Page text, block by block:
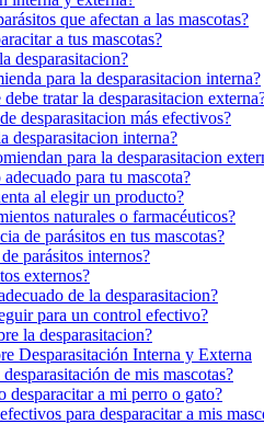
que afectan a las mascotas?
a tus mascotas?
desparasitacion?
para la desparasitacion interna?
tratar la desparasitacion
desparasitacion más efectivos?
desparasitacion interna?
para la desparasitacion
para tu mascota?
al elegir un producto?
naturales o farmacéuticos?
de parásitos en tus mascotas?
parásitos internos?
externos?
de la desparasitacion?
para un control efectivo?
la desparasitacion?
Desparasitación Interna y Externa
de mis mascotas?
desparacitar a mi perro o gato?
para desparacitar a mis